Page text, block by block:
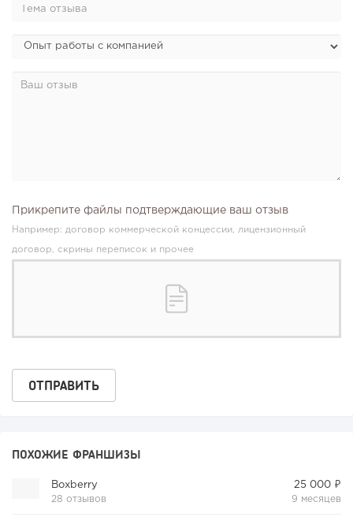
Прикрепите файлы подтверждающие ваш отзыв
Например: договор коммерческой концессии, лицензионный
договор, скрины переписок и прочее
ПОХОЖИЕ ФРАНШИЗЫ
Boxberry
28 отзывов
25 000 ₽
9 месяцев